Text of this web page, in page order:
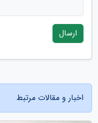
ارسال
اخبار و مقالات مرتبط